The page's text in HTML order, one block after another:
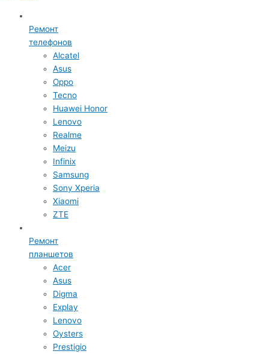
Ремонт
телефонов
Alcatel
Asus
Oppo
Tecno
Huawei Honor
Lenovo
Realme
Meizu
Infinix
Samsung
Sony Xperia
Xiaomi
ZTE
Ремонт
планшетов
Acer
Asus
Digma
Explay
Lenovo
Oysters
Prestigio